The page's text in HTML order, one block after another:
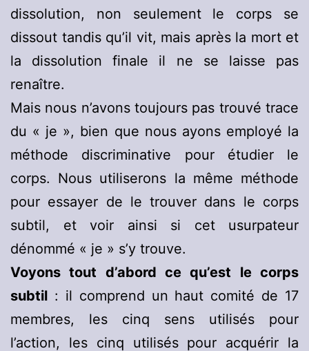
dissolution, non seulement le corps se
dissout tandis qu’il vit, mais après la mort et
la dissolution finale il ne se laisse pas
renaître.
Mais nous n’avons toujours pas trouvé trace
du « je », bien que nous ayons employé la
méthode discriminative pour étudier le
corps. Nous utiliserons la même méthode
pour essayer de le trouver dans le corps
subtil, et voir ainsi si cet usurpateur
dénommé « je » s’y trouve.
Voyons tout d’abord ce qu’est le corps
subtil : il comprend un haut comité de 17
membres, les cinq sens utilisés pour
l’action, les cinq utilisés pour acquérir la